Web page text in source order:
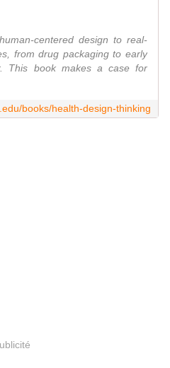
centered design to real-
from drug packaging to early
This book makes a case for
books/health-design-thinking